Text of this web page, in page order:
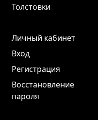
Толстовки
Личный кабинет
Вход
Регистрация
Восстановление
пароля